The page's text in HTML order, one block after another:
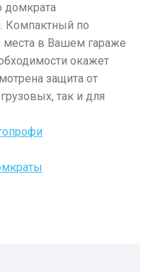
домкрата
Компактный по
места в Вашем гараже
окажет
защита от
так и для